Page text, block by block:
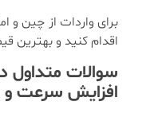
برای واردات از چین و
اقدام کنید و بهترین
سوالات متداول
افزایش سرعت و